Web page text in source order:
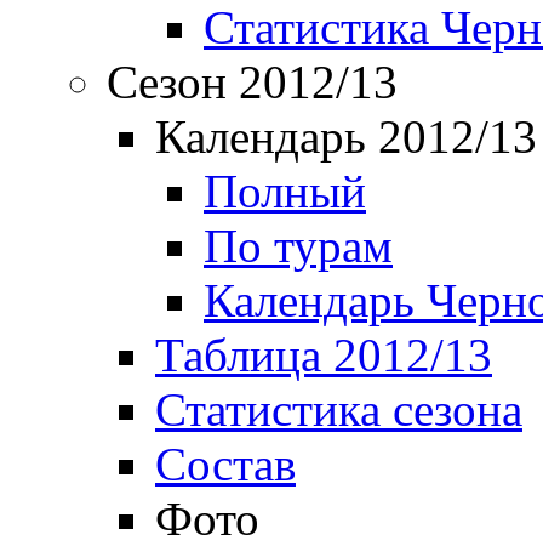
Статистика
Сезон 2012/13
Календарь 2012/13
Полный
По турам
Календарь
Таблица 2012/13
Статистика сезона
Состав
Фото